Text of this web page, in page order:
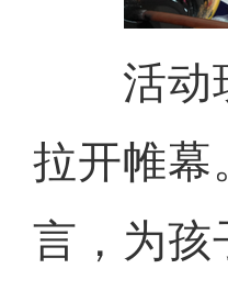
活动现
拉开帷幕
言，为孩